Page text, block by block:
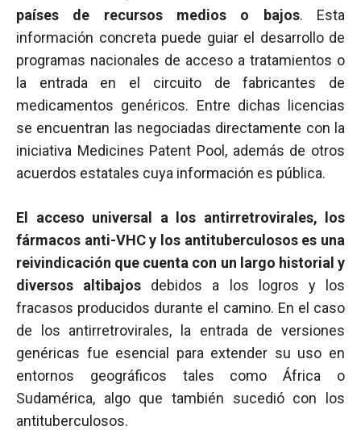
países de recursos medios o bajos. Esta
información concreta puede guiar el desarrollo de
programas nacionales de acceso a tratamientos o
la entrada en el circuito de fabricantes de
medicamentos genéricos. Entre dichas licencias
se encuentran las negociadas directamente con la
iniciativa Medicines Patent Pool, además de otros
acuerdos estatales cuya información es pública.
El acceso universal a los antirretrovirales, los
fármacos anti-VHC y los antituberculosos es una
reivindicación que cuenta con un largo historial y
diversos altibajos debidos a los logros y los
fracasos producidos durante el camino. En el caso
de los antirretrovirales, la entrada de versiones
genéricas fue esencial para extender su uso en
entornos geográficos tales como África o
Sudamérica, algo que también sucedió con los
antituberculosos.